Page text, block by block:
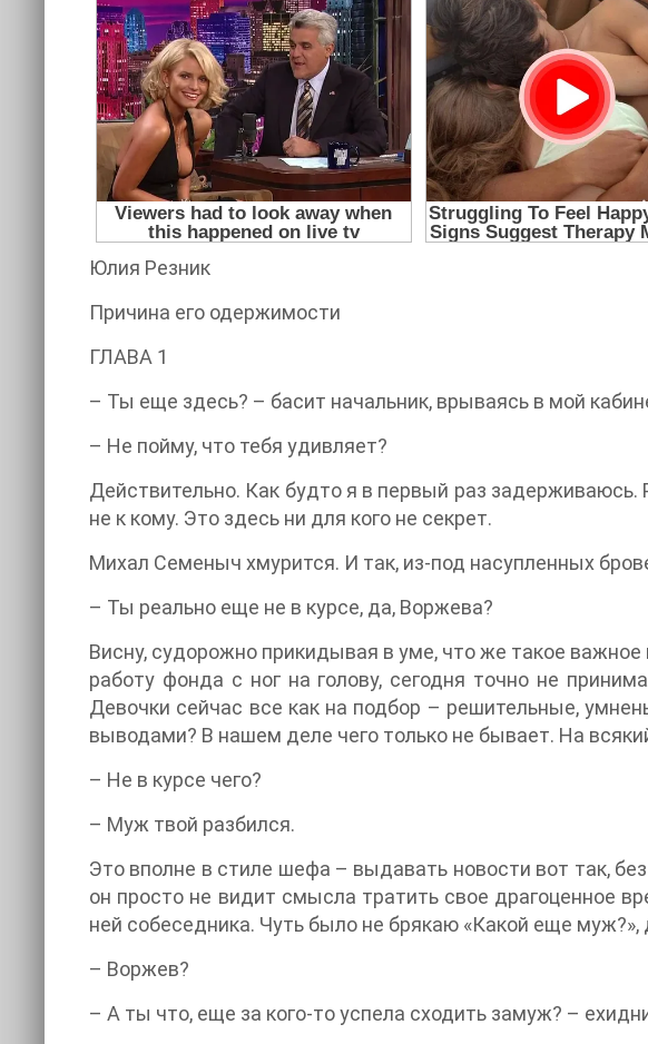
Юлия Резник
Причина его одержимости
ГЛАВА 1
– Ты еще здесь? – басит начальник, врываясь в мой
– Не пойму, что тебя удивляет?
Действительно. Как будто я в первый раз
не к кому. Это здесь ни для кого не секрет.
Михал Семеныч хмурится. И так, из-под насупленных
– Ты реально еще не в курсе, да, Воржева?
Висну, судорожно прикидывая в уме, что же такое
работу фонда с ног на голову, сегодня точно не
Девочки сейчас все как на подбор – решительные,
выводами? В нашем деле чего только не бывает. На
– Не в курсе чего?
– Муж твой разбился.
Это вполне в стиле шефа – выдавать новости вот так,
он просто не видит смысла тратить свое драгоценное
ней собеседника. Чуть было не брякаю «Какой еще
– Воржев?
– А ты что, еще за кого-то успела сходить замуж? –